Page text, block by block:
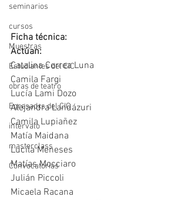
seminarios
cursos
Muestras
Estudiantes del CIC
obras de teatro
Egresadxs del CIC
intervalo
masterclass
Convocatorias
Ficha técnica:
Actúan:
Catalina Correa Luna
Camila Fargi
Lucía Lami Dozo
Alejandra Landázuri
Camila Lupiañez
Matía Maidana
Lucila Meneses
Matías Mocciaro
Julián Piccoli
Micaela Racana